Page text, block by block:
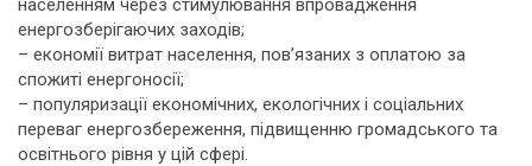
населенням через стимулювання впровадження
енергозберігаючих заходів;
– економії витрат населення, пов’язаних з оплатою за
спожиті енергоносії;
– популяризації економічних, екологічних і соціальних
переваг енергозбереження, підвищенню громадського та
освітнього рівня у цій сфері.